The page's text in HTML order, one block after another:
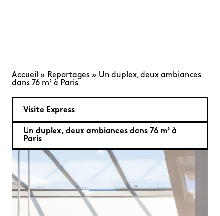
Accueil » Reportages » Un duplex, deux ambiances
dans 76 m² à Paris
Visite Express
Un duplex, deux ambiances dans 76 m² à
Paris